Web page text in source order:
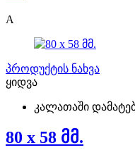
A
პროდუქტის ნახვა
ყიდვა
კალათაში
80 x 58 მმ.